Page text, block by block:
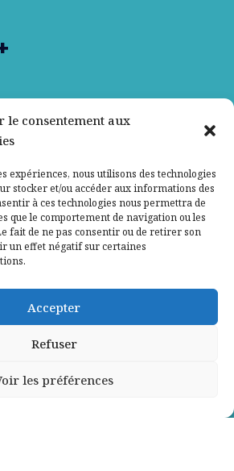
le consentement aux
expériences, nous utilisons des technologies
stocker et/ou accéder aux informations des
à ces technologies nous permettra de
que le comportement de navigation ou les
fait de ne pas consentir ou de retirer son
un effet négatif sur certaines
Accepter
Refuser
les préférences